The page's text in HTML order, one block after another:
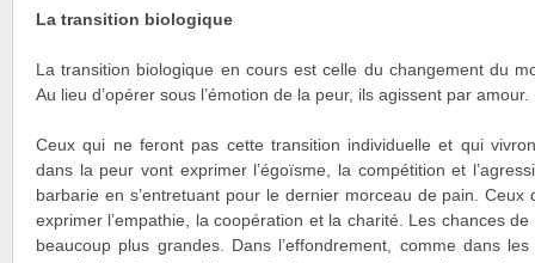
La transition biologique
La transition biologique en cours est celle du changement du
Au lieu d’opérer sous l’émotion de la peur, ils agissent par amour.
Ceux qui ne feront pas cette transition individuelle et qui
dans la peur vont exprimer l’égoïsme, la compétition et
barbarie en s’entretuant pour le dernier morceau de pain. Ceux
exprimer l’empathie, la coopération et la charité. Les chances
beaucoup plus grandes. Dans l’effondrement, comme dans